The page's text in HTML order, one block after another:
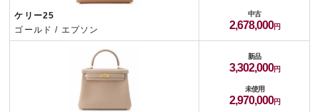
ケリー25
ゴールド / エプソン
中古
2,678,000
新品
3,302,000
未使用
2,970,000